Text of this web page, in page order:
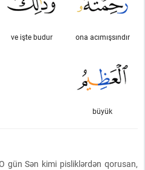
ona acımışsındır
ve işte budur
büyük
gün Sən kimi pisliklərdən qorusan,